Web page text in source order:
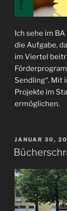
Ich sehe im
die Aufgabe,
im Viertel
Sendling“. Mit
Projekte im
ermöglichen.
AM
JANUAR 30,